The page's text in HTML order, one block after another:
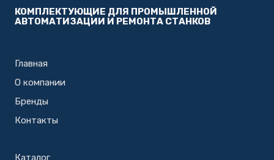
КОМПЛЕКТУЮЩИЕ ДЛЯ ПРОМЫШЛЕННОЙ
АВТОМАТИЗАЦИИ И РЕМОНТА СТАНКОВ
Главная
О компании
Бренды
Контакты
Каталог